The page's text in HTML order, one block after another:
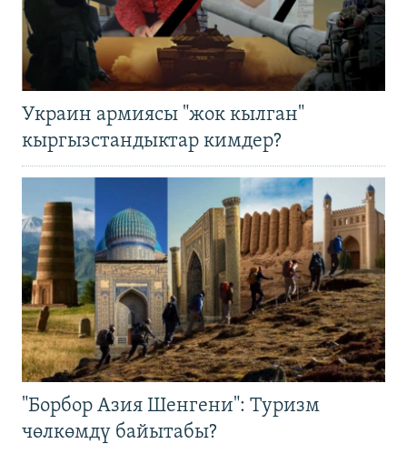
Украин армиясы "жок кылган"
кыргызстандыктар кимдер?
"Борбор Азия Шенгени": Туризм
чөлкөмдү байытабы?